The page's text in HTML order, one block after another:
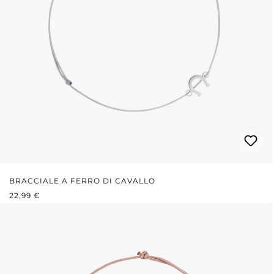
BRACCIALE A FERRO DI CAVALLO
PREZZO NORMALE:
22,99 €